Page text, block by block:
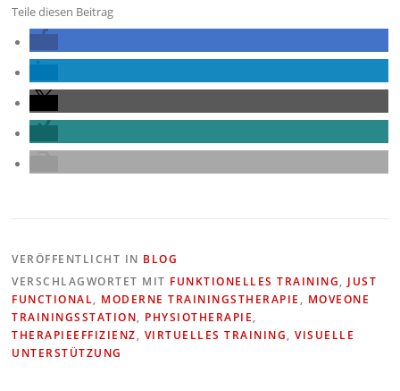
Teile diesen Beitrag
VERÖFFENTLICHT IN BLOG
VERSCHLAGWORTET MIT FUNKTIONELLES TRAINING, JUST
FUNCTIONAL, MODERNE TRAININGSTHERAPIE , MOVEONE
TRAININGSSTATION, PHYSIOTHERAPIE,
THERAPIEEFFIZIENZ, VIRTUELLES TRAINING,VISUELLE
UNTERSTÜTZUNG